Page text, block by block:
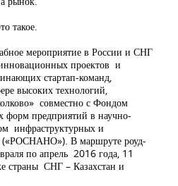
такое.
мероприятие в России и СНГ
проектов и
стартап-команд,
высоких технологий,
совместно с Фондом
форм предприятий в научно-
инфраструктурных и
(«РОСНАНО»). В маршруте роуд-
по апрель 2016 года, 11
страны СНГ – Казахстан и